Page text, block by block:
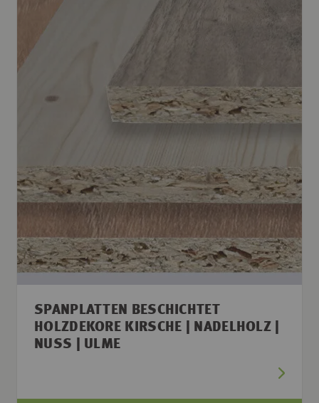
SPANPLATTEN BESCHICHTET
HOLZDEKORE KIRSCHE | NADELHOLZ |
NUSS | ULME